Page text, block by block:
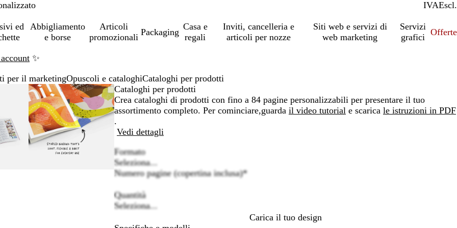
IVAIncl.
Escl.
ed
Abbigliamento
e borse
Articoli
promozionali
Packaging
Casa e
regali
Inviti, cancelleria e
articoli per nozze
Siti web e servizi di
web marketing
Servizi
grafici
Offerte
✨
per il marketingOpuscoli e cataloghiCataloghi per prodotti
L’immagine
può
essere
ingrandita
Ingrandito
a
minimo
Clicca
per
allargare
Usa
i
comandi
+
e
+
per
Cataloghi per prodotti
Crea cataloghi di prodotti con fino a 84 pagine personalizzabili per presentare il tuo
assortimento completo. Per cominciare,guarda il video tutorial e scarica le istruzioni in PDF
.
Vedi dettagli
Formato
Seleziona...
Numero pagine (copertina inclusa)*
Quantità
Seleziona...
Carica il tuo design